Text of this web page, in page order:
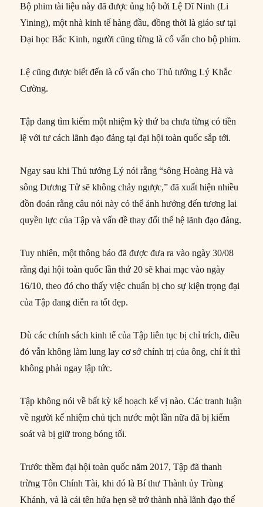
Bộ phim tài liệu này đã được ủng hộ bởi Lệ Dĩ Ninh (Li
Yining), một nhà kinh tế hàng đầu, đồng thời là giáo sư tại
Đại học Bắc Kinh, người cũng từng là cố vấn cho bộ phim.
Lệ cũng được biết đến là cố vấn cho Thủ tướng Lý Khắc
Cường.
Tập đang tìm kiếm một nhiệm kỳ thứ ba chưa từng có tiền
lệ với tư cách lãnh đạo đảng tại đại hội toàn quốc sắp tới.
Ngay sau khi Thủ tướng Lý nói rằng “sông Hoàng Hà và
sông Dương Tử sẽ không chảy ngược,” đã xuất hiện nhiều
đồn đoán rằng câu nói này có thể ảnh hưởng đến tương lai
quyền lực của Tập và vấn đề thay đổi thế hệ lãnh đạo đảng.
Tuy nhiên, một thông báo đã được đưa ra vào ngày 30/08
rằng đại hội toàn quốc lần thứ 20 sẽ khai mạc vào ngày
16/10, theo đó cho thấy việc chuẩn bị cho sự kiện trọng đại
của Tập đang diễn ra tốt đẹp.
Dù các chính sách kinh tế của Tập liên tục bị chỉ trích, điều
đó vẫn không làm lung lay cơ sở chính trị của ông, chí ít thì
không phải ngay lập tức.
Tập không nói về bất kỳ kế hoạch kế vị nào. Các tranh luận
về người kế nhiệm chủ tịch nước một lần nữa đã bị kiểm
soát và bị giữ trong bóng tối.
Trước thềm đại hội toàn quốc năm 2017, Tập đã thanh
trừng Tôn Chính Tài, khi đó là Bí thư Thành ủy Trùng
Khánh, và là cái tên hứa hẹn sẽ trở thành nhà lãnh đạo thế